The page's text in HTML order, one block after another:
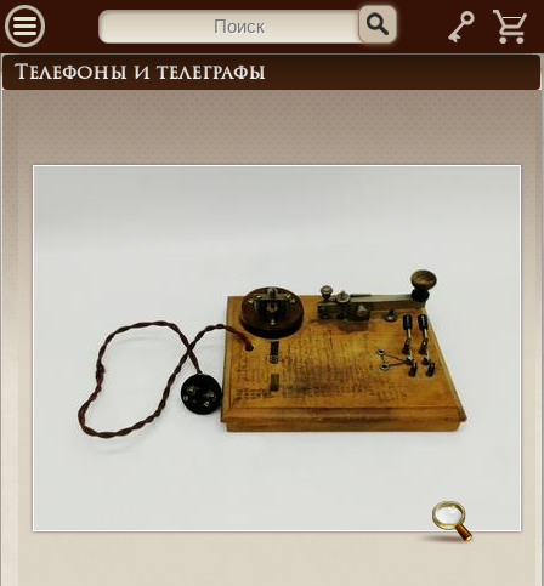
—
Телефоны и телеграфы